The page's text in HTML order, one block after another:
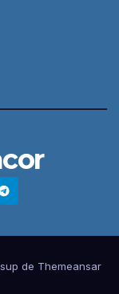
de Themeansar